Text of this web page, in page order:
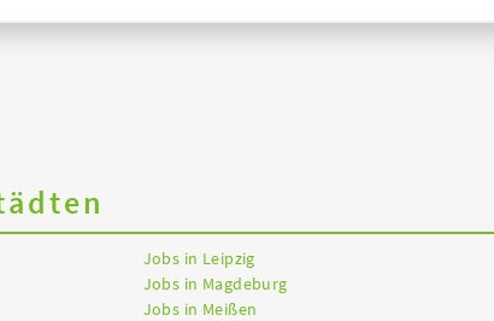
Jobs in Leipzig
Jobs in Magdeburg
Jobs in Meißen